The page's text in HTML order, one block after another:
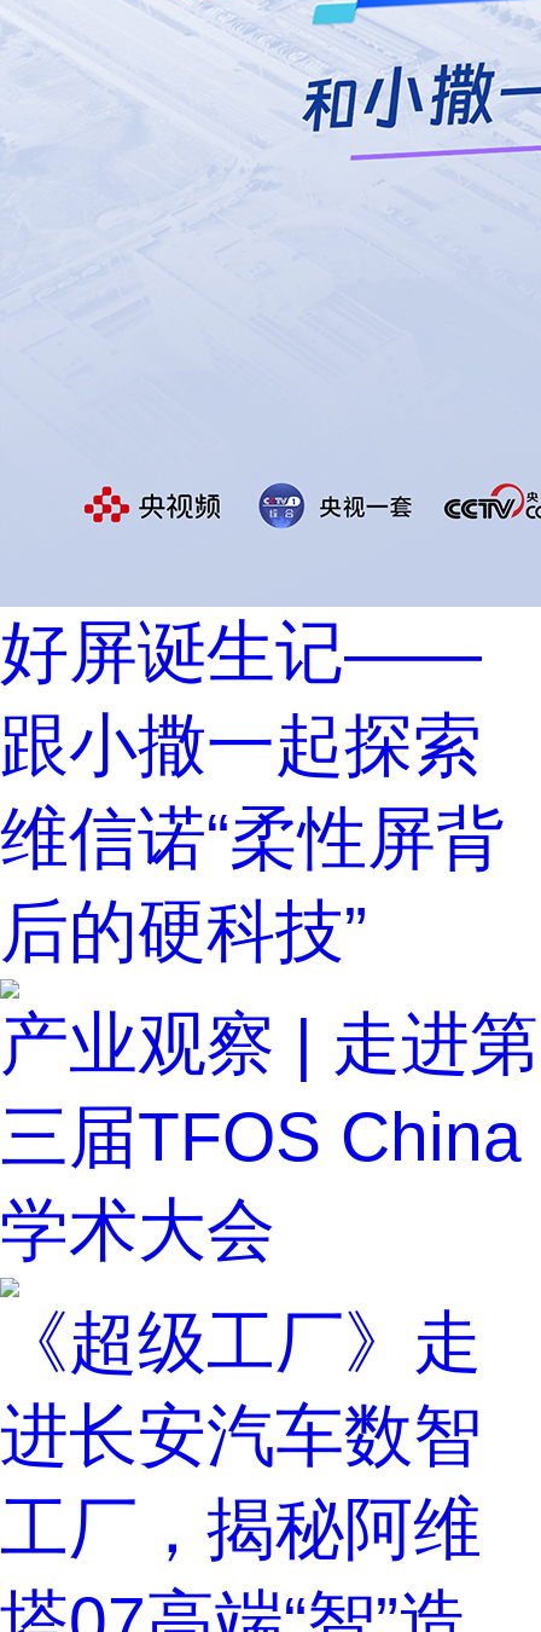
好屏诞生记——
跟小撒一起探索
维信诺“柔性屏背
后的硬科技”
产业观察 | 走进第
三届TFOS China
学术大会
《超级工厂》走
进长安汽车数智
工厂，揭秘阿维